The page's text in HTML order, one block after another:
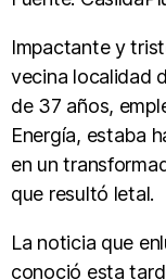
Impactante y
vecina localidad
de 37 años,
Energía, estaba
en un
que resultó letal.
La noticia que
conoció esta